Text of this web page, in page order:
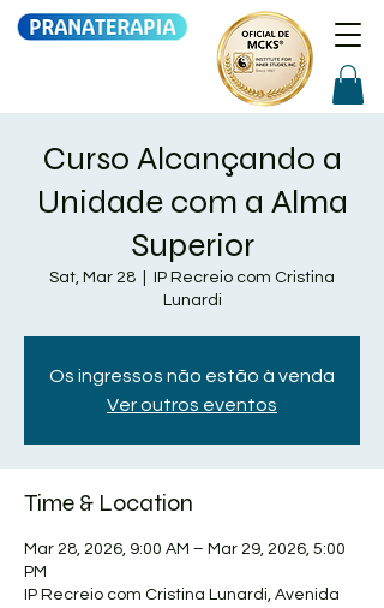
Curso Alcançando a
Unidade com a Alma
Superior
Sat, Mar 28
IP Recreio com Cristina
Lunardi
Os ingressos não estão à venda
Ver outros eventos
Time & Location
Mar 28, 2026, 9:00 AM – Mar 29, 2026, 5:00
PM
IP Recreio com Cristina Lunardi, Avenida